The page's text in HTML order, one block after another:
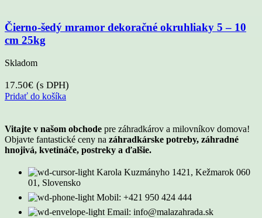
Čierno-šedý mramor dekoračné okruhliaky 5 – 10
cm 25kg
Skladom
17.50€ (s DPH)
Pridať do košíka
Vitajte v našom obchode pre záhradkárov a milovníkov domova!
Objavte fantastické ceny na záhradkárske potreby, záhradné
hnojivá, kvetináče, postreky a ďalšie.
Karola Kuzmányho 1421, Kežmarok 060
01, Slovensko
Mobil: +421 950 424 444
Email: info@malazahrada.sk